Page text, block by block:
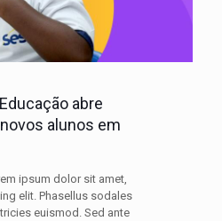
abre
alunos em
ipsum dolor sit amet,
elit. Phasellus sodales
euismod. Sed ante